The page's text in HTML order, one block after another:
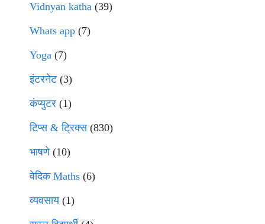
Vidnyan katha (39)
Whats app (7)
Yoga (7)
इंटरनेट(3)
कंप्युटर (1)
टिप्स & ट्रिक्स(830)
भाषणे(10)
वेदिक Maths (6)
व्यवसाय(1)